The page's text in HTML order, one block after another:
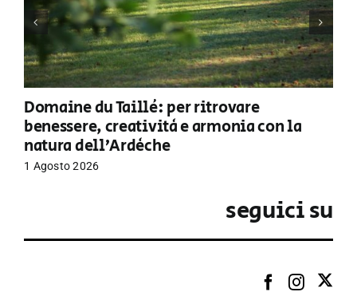
Domaine du Taillé: per ritrovare
benessere, creatività e armonia con la
natura dell’Ardèche
1 Agosto 2026
seguici su